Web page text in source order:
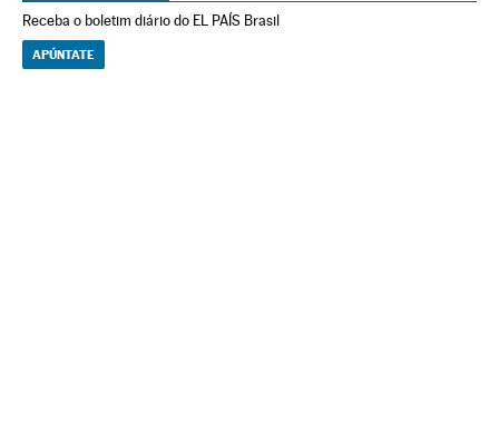
Receba o boletim diário do EL PAÍS Brasil
APÚNTATE